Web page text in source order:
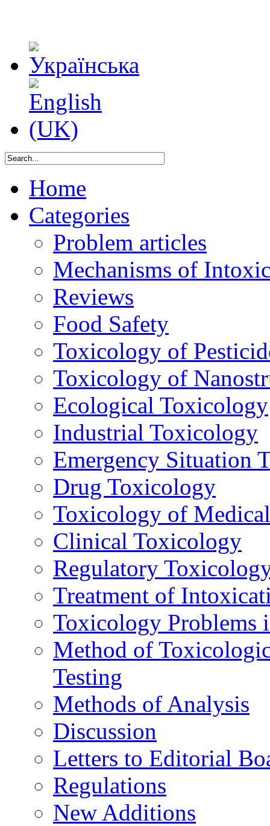
Home
Categories
Problem articles
Mechanisms of
Reviews
Food Safety
Toxicology of
Toxicology of
Ecological Toxicology
Industrial Toxicology
Emergency Situation
Drug Toxicology
Toxicology of
Clinical Toxicology
Regulatory
Treatment of
Toxicology Problems
Method of
Testing
Methods of Analysis
Discussion
Letters to Editorial
Regulations
New Additions